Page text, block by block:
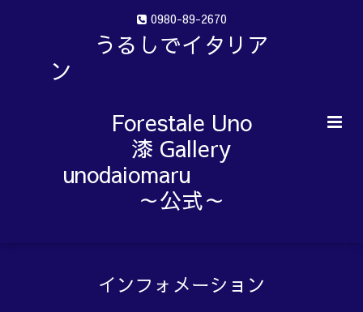
0980-89-2670
うるしでイタリア
ン
Forestale Uno
漆 Gallery
unodaiomaru
～公式～
インフォメーション